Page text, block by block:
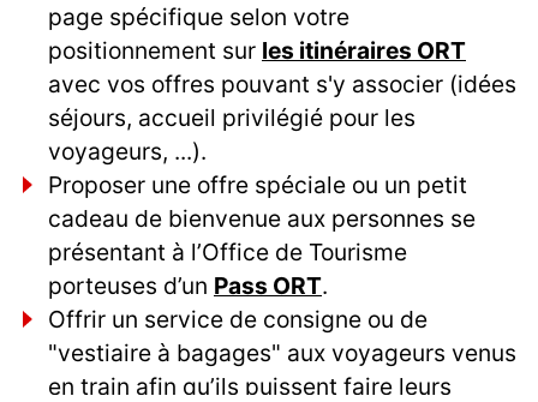
page spécifique selon votre
positionnement sur les itinéraires ORT
avec vos offres pouvant s'y associer (idées
séjours, accueil privilégié pour les
voyageurs, ...).
Proposer une offre spéciale ou un petit
cadeau de bienvenue aux personnes se
présentant à l’Office de Tourisme
porteuses d’un Pass ORT.
Offrir un service de consigne ou de
"vestiaire à bagages" aux voyageurs venus
en train afin qu’ils puissent faire leurs